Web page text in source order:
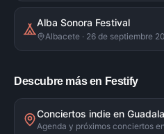
Alba Sonora Festival
Albacete · 26 de septiembre
Descubre más en Festify
Conciertos indie en
Agenda y próximos conciertos